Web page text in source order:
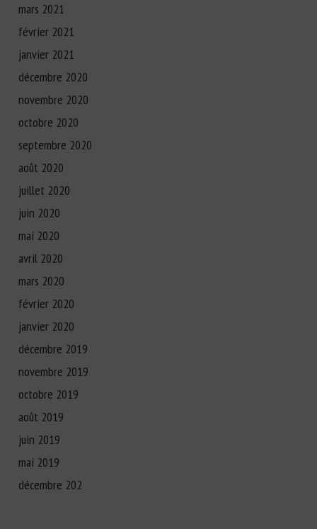
mars 2021
février 2021
janvier 2021
décembre 2020
novembre 2020
octobre 2020
septembre 2020
août 2020
juillet 2020
juin 2020
mai 2020
avril 2020
mars 2020
février 2020
janvier 2020
décembre 2019
novembre 2019
octobre 2019
août 2019
juin 2019
mai 2019
décembre 202